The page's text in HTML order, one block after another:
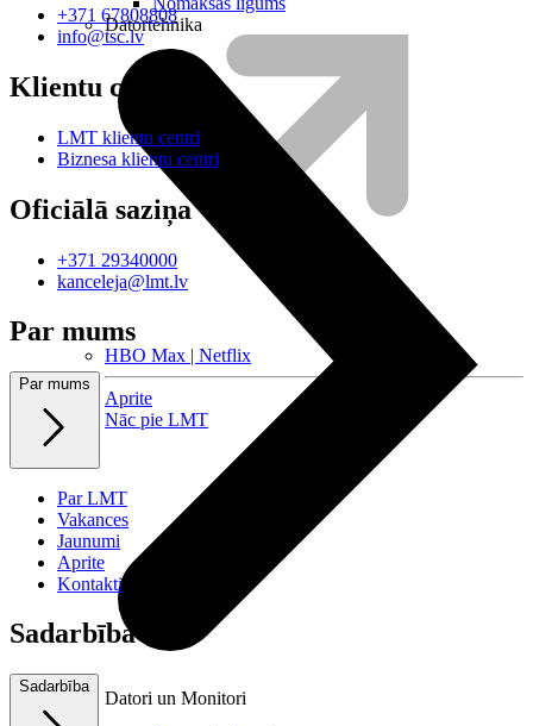
HBO Max | Netflix
Aprite
Nāc pie LMT
Datortehnika
Datori un Monitori
+371 67808808
info@tsc.lv
Klientu centri
LMT klientu centri
Biznesa klientu centri
Oficiālā saziņa
+371 29340000
kanceleja@lmt.lv
Par mums
Par mums
Par LMT
Vakances
Jaunumi
Aprite
Kontakti
Sadarbība
Sadarbība